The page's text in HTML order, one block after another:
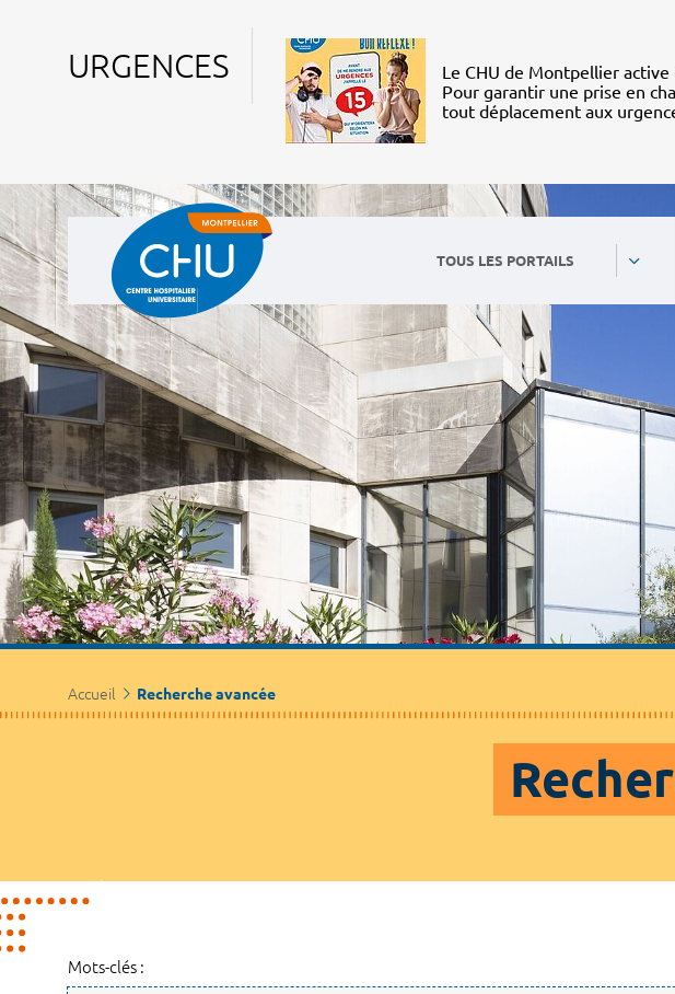
URGENCES
Le CHU de Montpellier
Pour garantir une prise en
tout déplacement aux
TOUS LES PORTAILS
Accueil Recherche avancée
Mots-clés :